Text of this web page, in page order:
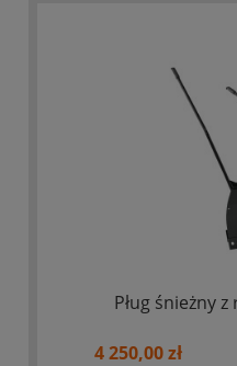
Pług śnieżny
4 250,00 zł